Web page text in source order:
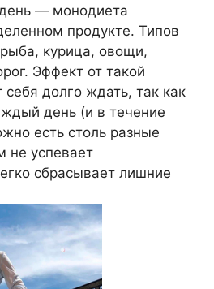
— монодиета
продукте. Типов
курица, овощи,
Эффект от такой
себя долго ждать, так как
день (и в течение
есть столь разные
не успевает
сбрасывает лишние